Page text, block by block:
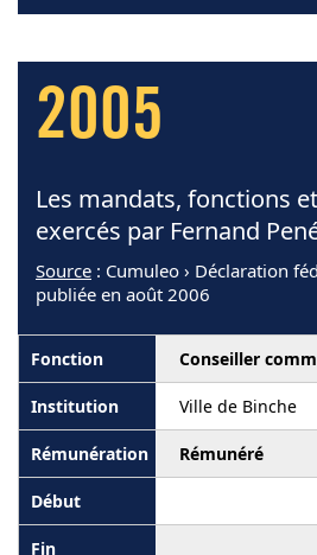
2005
Les mandats, fonctions
exercés par Fernand
Source : Cumuleo › Déclaration
publiée en août 2006
Conseiller
Ville de Binche
Rémunéré